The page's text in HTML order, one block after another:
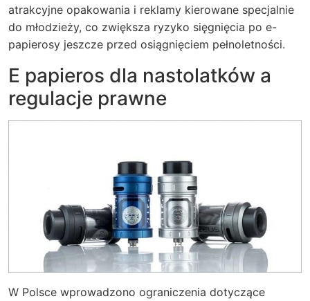
atrakcyjne opakowania i reklamy kierowane specjalnie
do młodzieży, co zwiększa ryzyko sięgnięcia po e-
papierosy jeszcze przed osiągnięciem pełnoletności.
E papieros dla nastolatków a
regulacje prawne
W Polsce wprowadzono ograniczenia dotyczące